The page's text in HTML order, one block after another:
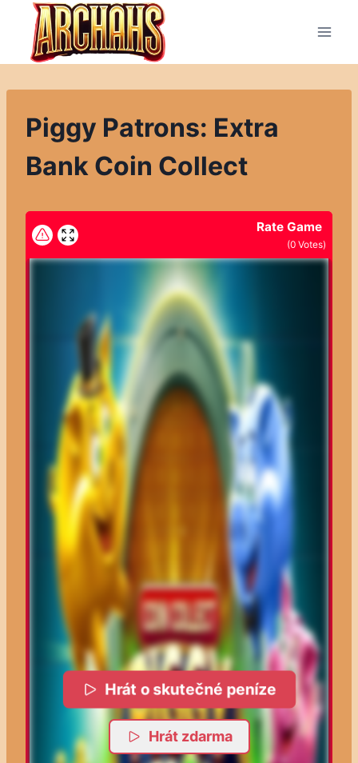
Přeskočit
obsah
Piggy Patrons: Extra
Bank Coin Collect
Rate Game
(0 Votes)
Hrát o skutečné peníze
Hrát zdarma